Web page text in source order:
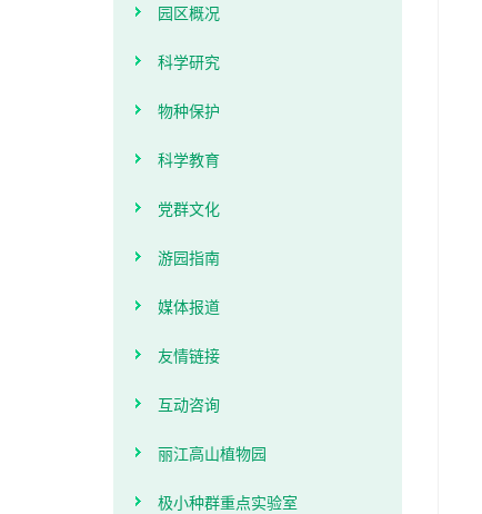
园区概况
科学研究
物种保护
科学教育
党群文化
游园指南
媒体报道
友情链接
互动咨询
丽江高山植物园
极小种群重点实验室